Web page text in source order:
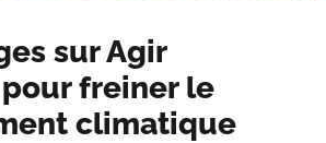
sur Agir
freiner le
climatique